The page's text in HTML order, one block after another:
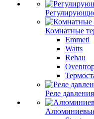
Комнатные
Emmeti
Watts
Rehau
Реле давления